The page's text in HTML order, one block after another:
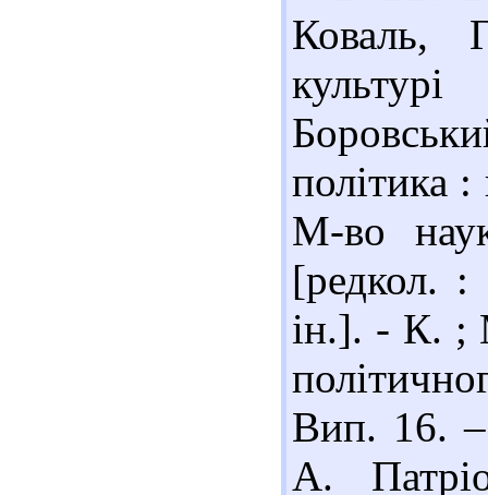
Коваль,
політика :
М-во
[редкол.
ін.]. - К. ;
Вип. 16.
А.